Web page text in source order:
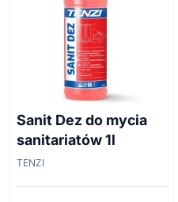
Sanit Dez do mycia
sanitariatów 1l
TENZI